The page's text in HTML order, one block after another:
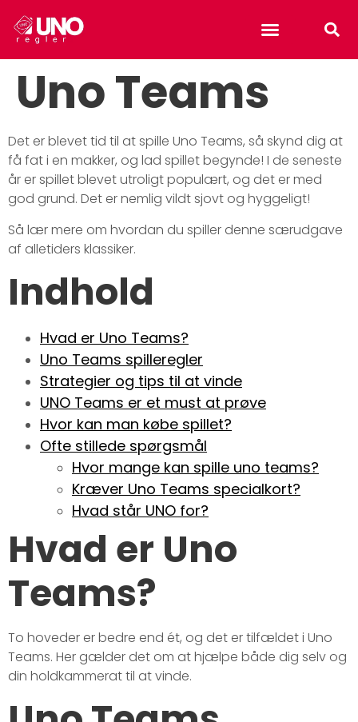
Uno Teams
Det er blevet tid til at spille Uno Teams, så skynd dig at
få fat i en makker, og lad spillet begynde! I de seneste
år er spillet blevet utroligt populært, og det er med
god grund. Det er nemlig vildt sjovt og hyggeligt!
Så lær mere om hvordan du spiller denne særudgave
af alletiders klassiker.
Indhold
Hvad er Uno Teams?
Uno Teams spilleregler
Strategier og tips til at vinde
UNO Teams er et must at prøve
Hvor kan man købe spillet?
Ofte stillede spørgsmål
Hvor mange kan spille uno teams?
Kræver Uno Teams specialkort?
Hvad står UNO for?
Hvad er Uno
Teams?
To hoveder er bedre end ét, og det er tilfældet i Uno
Teams. Her gælder det om at hjælpe både dig selv og
din holdkammerat til at vinde.